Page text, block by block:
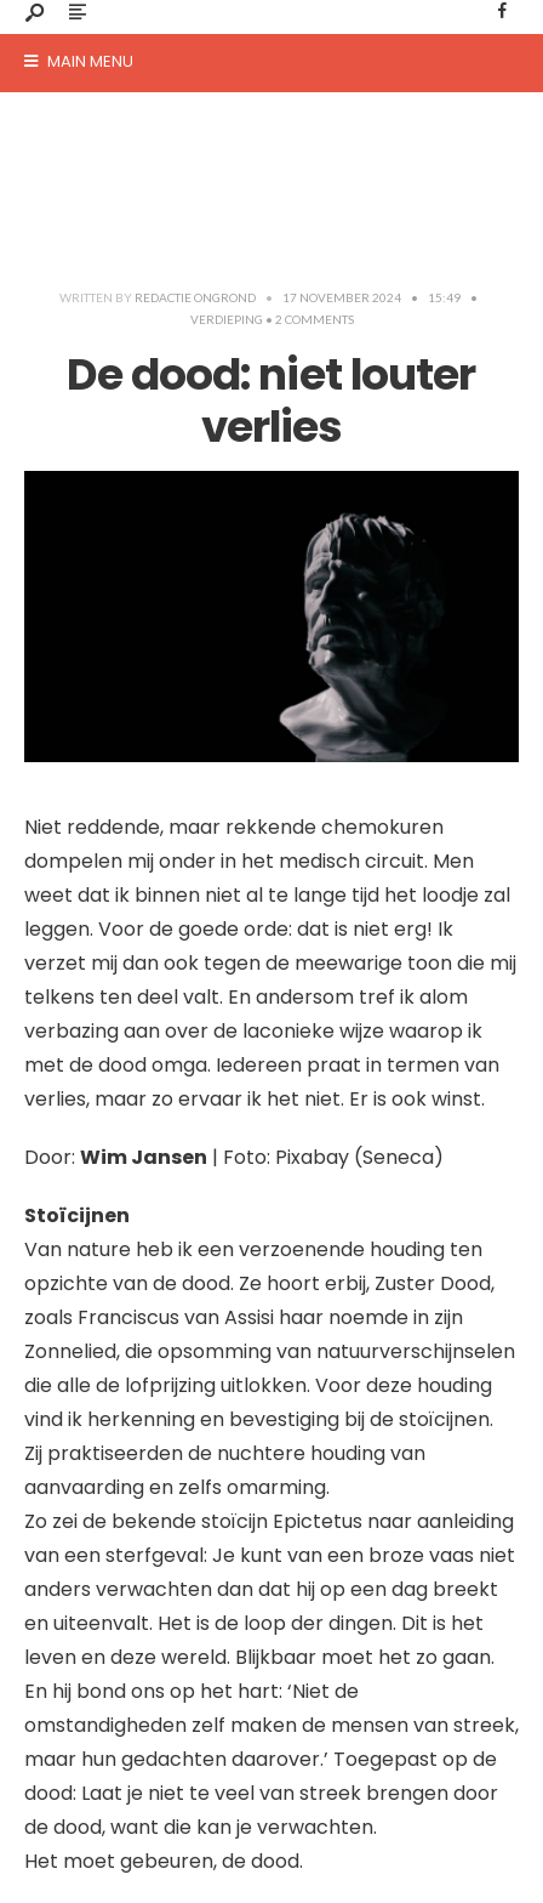
MAIN MENU
WRITTEN BY REDACTIE ONGROND • 17 NOVEMBER 2024 • 15:49
•
VERDIEPING • 2 COMMENTS
De dood: niet louter
verlies
Niet reddende, maar rekkende chemokuren
dompelen mij onder in het medisch circuit. Men
weet dat ik binnen niet al te lange tijd het loodje zal
leggen. Voor de goede orde: dat is niet erg! Ik
verzet mij dan ook tegen de meewarige toon die mij
telkens ten deel valt. En andersom tref ik alom
verbazing aan over de laconieke wijze waarop ik
met de dood omga. Iedereen praat in termen van
verlies, maar zo ervaar ik het niet. Er is ook winst.
Door: Wim Jansen | Foto: Pixabay (Seneca)
Stoïcijnen
Van nature heb ik een verzoenende houding ten
opzichte van de dood. Ze hoort erbij, Zuster Dood,
zoals Franciscus van Assisi haar noemde in zijn
Zonnelied, die opsomming van natuurverschijnselen
die alle de lofprijzing uitlokken. Voor deze houding
vind ik herkenning en bevestiging bij de stoïcijnen.
Zij praktiseerden de nuchtere houding van
aanvaarding en zelfs omarming.
Zo zei de bekende stoïcijn Epictetus naar aanleiding
van een sterfgeval: Je kunt van een broze vaas niet
anders verwachten dan dat hij op een dag breekt
en uiteenvalt. Het is de loop der dingen. Dit is het
leven en deze wereld. Blijkbaar moet het zo gaan.
En hij bond ons op het hart: ‘Niet de
omstandigheden zelf maken de mensen van streek,
maar hun gedachten daarover.’ Toegepast op de
dood: Laat je niet te veel van streek brengen door
de dood, want die kan je verwachten.
Het moet gebeuren, de dood.